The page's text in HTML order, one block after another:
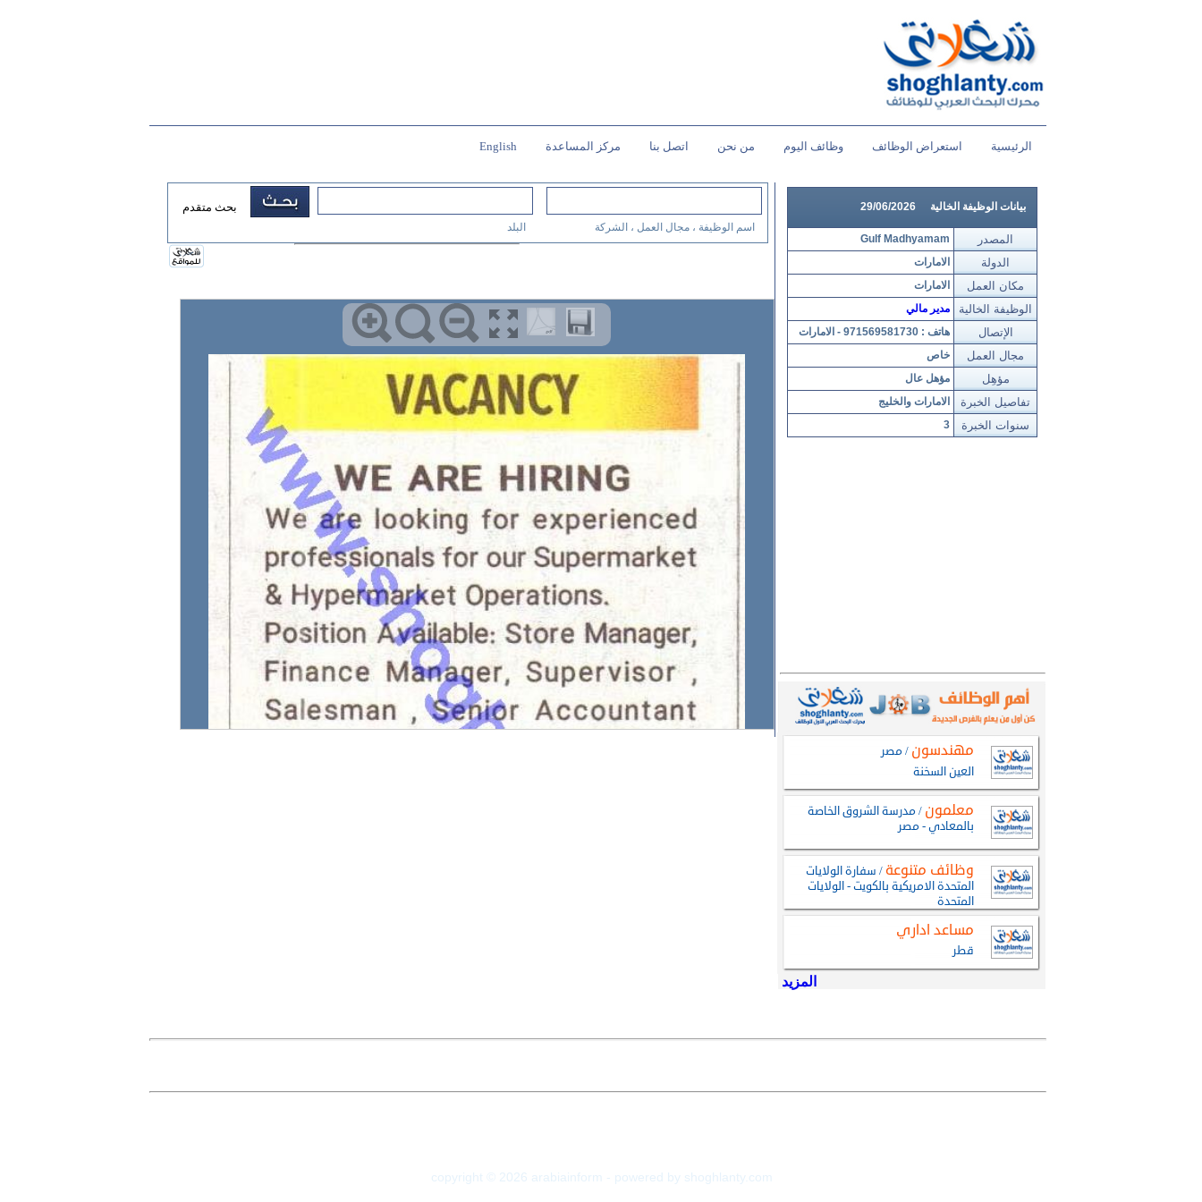
الرئيسية استعراض الوظائف وظائف اليوم من نحن اتصل بنا مركز المساعدة English
بيانات الوظيفة الخالية 29/06/2026
Gulf Madhyamam المصدر
الامارات الدولة
الامارات مكان العمل
مدير مالي الوظيفة الخالية
هاتف : 971569581730 - الامارات الإتصال
خاص مجال العمل
مؤهل عال مؤهِل
الامارات والخليج تفاصيل الخبرة
3 سنوات الخبرة
اسم الوظيفة ، مجال العمل ، الشركة البلد
بحث متقدم
copyright © 2026 arabiainform - powered by shoghlanty.com